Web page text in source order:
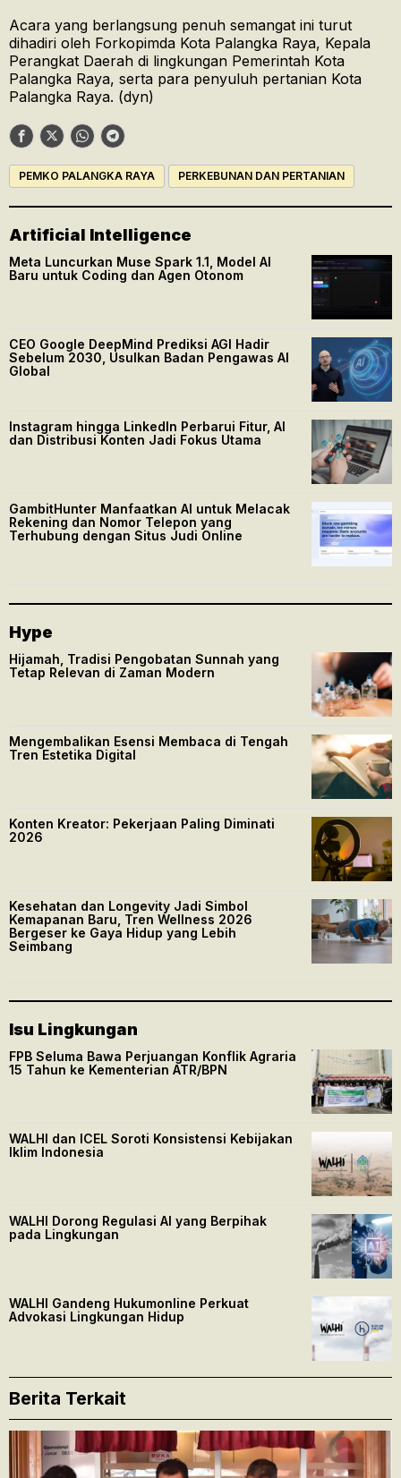
Acara yang berlangsung penuh semangat ini turut
dihadiri oleh Forkopimda Kota Palangka Raya, Kepala
Perangkat Daerah di lingkungan Pemerintah Kota
Palangka Raya, serta para penyuluh pertanian Kota
Palangka Raya. (dyn)
PEMKO PALANGKA RAYA PERKEBUNAN DAN PERTANIAN
Artificial Intelligence
Meta Luncurkan Muse Spark 1.1, Model AI
Baru untuk Coding dan Agen Otonom
CEO Google DeepMind Prediksi AGI Hadir
Sebelum 2030, Usulkan Badan Pengawas AI
Global
Instagram hingga LinkedIn Perbarui Fitur, AI
dan Distribusi Konten Jadi Fokus Utama
GambitHunter Manfaatkan AI untuk Melacak
Rekening dan Nomor Telepon yang
Terhubung dengan Situs Judi Online
Hype
Hijamah, Tradisi Pengobatan Sunnah yang
Tetap Relevan di Zaman Modern
Mengembalikan Esensi Membaca di Tengah
Tren Estetika Digital
Konten Kreator: Pekerjaan Paling Diminati
2026
Kesehatan dan Longevity Jadi Simbol
Kemapanan Baru, Tren Wellness 2026
Bergeser ke Gaya Hidup yang Lebih
Seimbang
Isu Lingkungan
FPB Seluma Bawa Perjuangan Konflik Agraria
15 Tahun ke Kementerian ATR/BPN
WALHI dan ICEL Soroti Konsistensi Kebijakan
Iklim Indonesia
WALHI Dorong Regulasi AI yang Berpihak
pada Lingkungan
WALHI Gandeng Hukumonline Perkuat
Advokasi Lingkungan Hidup
Berita Terkait